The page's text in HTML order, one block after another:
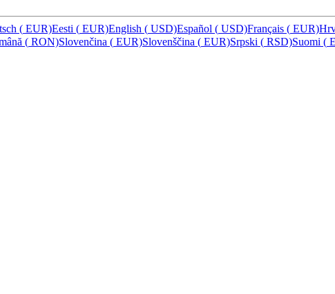
( EUR)Eesti ( EUR)English ( USD)Español ( USD)Français ( EUR)
( RON)Slovenčina ( EUR)Slovenščina ( EUR)Srpski ( RSD)Suomi (